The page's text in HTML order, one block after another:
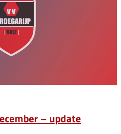
– update